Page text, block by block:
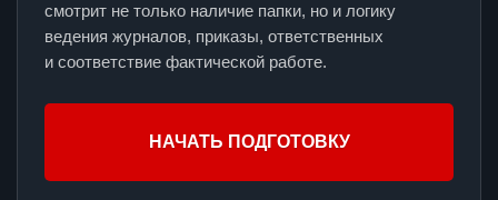
смотрит не только наличие папки, но и логику
ведения журналов, приказы, ответственных
и соответствие фактической работе.
НАЧАТЬ ПОДГОТОВКУ